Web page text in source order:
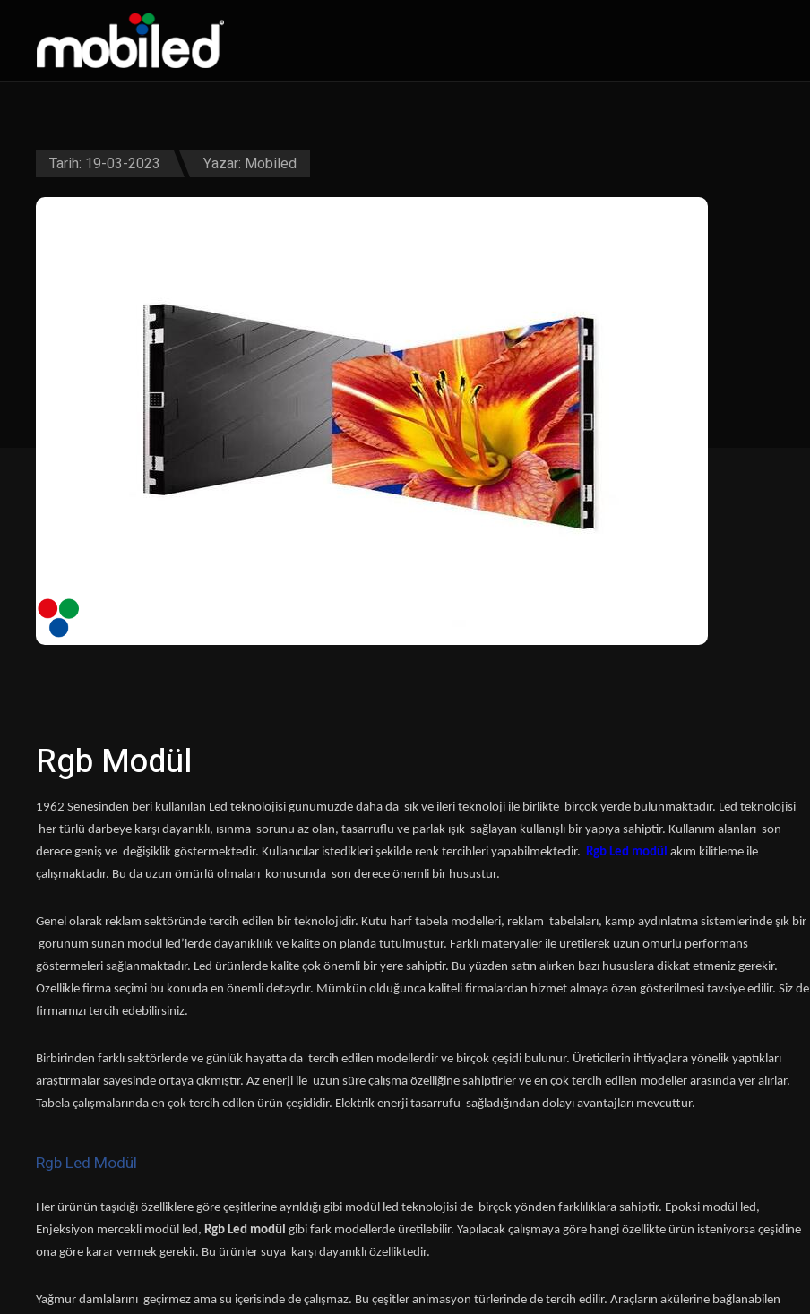
Tarih: 19-03-2023 Yazar: Mobiled
Rgb Modül
1962 Senesinden beri kullanılan Led teknolojisi günümüzde daha da sık ve ileri teknoloji ile birlikte birçok yerde bulunmaktadır. Led teknolojisi
her türlü darbeye karşı dayanıklı, ısınma sorunu az olan, tasarruflu ve parlak ışık sağlayan kullanışlı bir yapıya sahiptir. Kullanım alanları son
derece geniş ve değişiklik göstermektedir. Kullanıcılar istedikleri şekilde renk tercihleri yapabilmektedir. Rgb Led modül akım kilitleme ile
çalışmaktadır. Bu da uzun ömürlü olmaları konusunda son derece önemli bir husustur.
Genel olarak reklam sektöründe tercih edilen bir teknolojidir. Kutu harf tabela modelleri, reklam tabelaları, kamp aydınlatma sistemlerinde şık bir
görünüm sunan modül led’lerde dayanıklılık ve kalite ön planda tutulmuştur. Farklı materyaller ile üretilerek uzun ömürlü performans
göstermeleri sağlanmaktadır. Led ürünlerde kalite çok önemli bir yere sahiptir. Bu yüzden satın alırken bazı hususlara dikkat etmeniz gerekir.
Özellikle firma seçimi bu konuda en önemli detaydır. Mümkün olduğunca kaliteli firmalardan hizmet almaya özen gösterilmesi tavsiye edilir. Siz de
firmamızı tercih edebilirsiniz.
Birbirinden farklı sektörlerde ve günlük hayatta da tercih edilen modellerdir ve birçok çeşidi bulunur. Üreticilerin ihtiyaçlara yönelik yaptıkları
araştırmalar sayesinde ortaya çıkmıştır. Az enerji ile uzun süre çalışma özelliğine sahiptirler ve en çok tercih edilen modeller arasında yer alırlar.
Tabela çalışmalarında en çok tercih edilen ürün çeşididir. Elektrik enerji tasarrufu sağladığından dolayı avantajları mevcuttur.
Rgb Led Modül
Her ürünün taşıdığı özelliklere göre çeşitlerine ayrıldığı gibi modül led teknolojisi de birçok yönden farklılıklara sahiptir. Epoksi modül led,
Enjeksiyon mercekli modül led, Rgb Led modül gibi fark modellerde üretilebilir. Yapılacak çalışmaya göre hangi özellikte ürün isteniyorsa çeşidine
ona göre karar vermek gerekir. Bu ürünler suya karşı dayanıklı özelliktedir.
Yağmur damlalarını geçirmez ama su içerisinde de çalışmaz. Bu çeşitler animasyon türlerinde de tercih edilir. Araçların akülerine bağlanabilen